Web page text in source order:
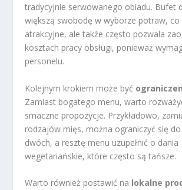
tradycyjnie serwowanego obiadu. Bufet
większą swobodę w wyborze potraw,
atrakcyjne, ale także często pozwala
kosztach pracy obsługi, ponieważ
personelu.
Kolejnym krokiem może być
Zamiast bogatego menu, warto
smaczne propozycje. Przykładowo,
rodzajów mięs, można ograniczyć się
dwóch, a resztę menu uzupełnić o dania
wegetariańskie, które często są tańsze.
Warto również postawić na lokalne